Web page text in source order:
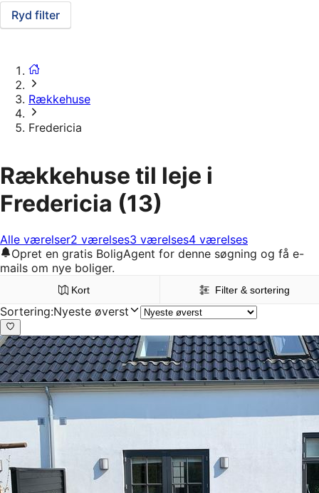
Ryd filter
Rækkehuse
Fredericia
Rækkehuse til leje i
Fredericia (13)
Alle værelser2 værelses3 værelses4 værelses
Opret en gratis BoligAgent for denne søgning og få e-
mails om nye boliger.
Kort Filter & sortering
Sortering:Nyeste øverst